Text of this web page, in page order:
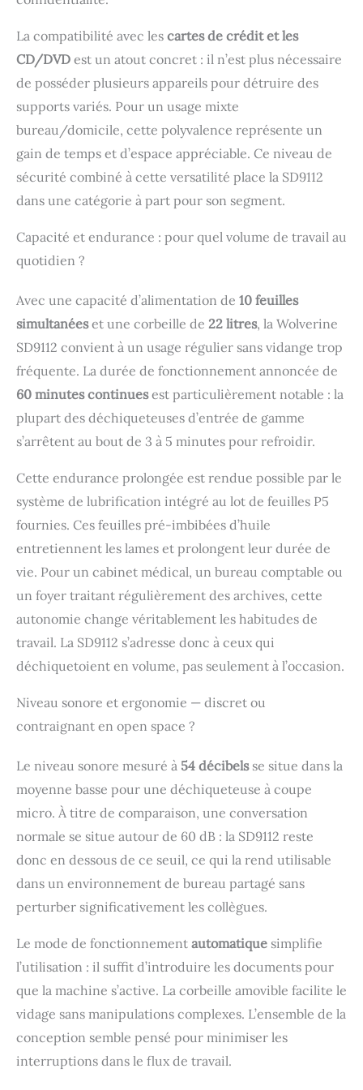
trombones, les cartes
de crédit et les
matériaux publicitaires
Certificat de sécurité
La compatibilité avec les cartes de crédit et les
CD/DVD est un atout concret : il n’est plus nécessaire
de posséder plusieurs appareils pour détruire des
supports variés. Pour un usage mixte
bureau/domicile, cette polyvalence représente un
gain de temps et d’espace appréciable. Ce niveau de
sécurité combiné à cette versatilité place la SD9112
dans une catégorie à part pour son segment.
Capacité et endurance : pour quel volume de travail au
quotidien ?
Avec une capacité d’alimentation de 10 feuilles
simultanéeset une corbeille de 22 litres, la Wolverine
SD9112 convient à un usage régulier sans vidange trop
fréquente. La durée de fonctionnement annoncée de
60 minutes continuesest particulièrement notable : la
plupart des déchiqueteuses d’entrée de gamme
s’arrêtent au bout de 3 à 5 minutes pour refroidir.
Cette endurance prolongée est rendue possible par le
système de lubrification intégré au lot de feuilles P5
fournies. Ces feuilles pré-imbibées d’huile
entretiennent les lames et prolongent leur durée de
vie. Pour un cabinet médical, un bureau comptable ou
un foyer traitant régulièrement des archives, cette
autonomie change véritablement les habitudes de
travail. La SD9112 s’adresse donc à ceux qui
déchiquetoient en volume, pas seulement à l’occasion.
Niveau sonore et ergonomie — discret ou
contraignant en open space ?
Le niveau sonore mesuré à 54 décibelsse situe dans la
moyenne basse pour une déchiqueteuse à coupe
micro. À titre de comparaison, une conversation
normale se situe autour de 60 dB : la SD9112 reste
donc en dessous de ce seuil, ce qui la rend utilisable
dans un environnement de bureau partagé sans
perturber significativement les collègues.
Le mode de fonctionnement automatique simplifie
l’utilisation : il suffit d’introduire les documents pour
que la machine s’active. La corbeille amovible facilite le
vidage sans manipulations complexes. L’ensemble de la
conception semble pensé pour minimiser les
interruptions dans le flux de travail.